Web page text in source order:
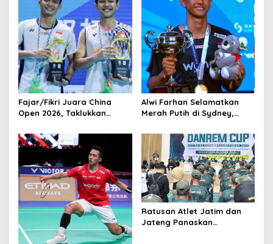
g
a
t
i
o
n
Fajar/Fikri Juara China
Open 2026, Taklukkan
Alwi Farhan Selamatkan
Merah Putih di Sydney,
Saat Ganda Putra dan
Putri Tumbang di Final
Ratusan Atlet Jatim dan
Jateng Panaskan